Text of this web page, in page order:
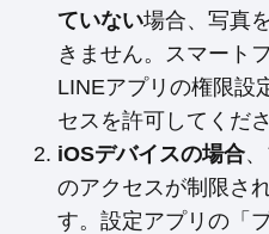
ていない場合、写真
きません。スマート
LINEアプリの権限設
セスを許可してくださ
iOSデバイスの場合
のアクセスが制限さ
す。設定アプリの「